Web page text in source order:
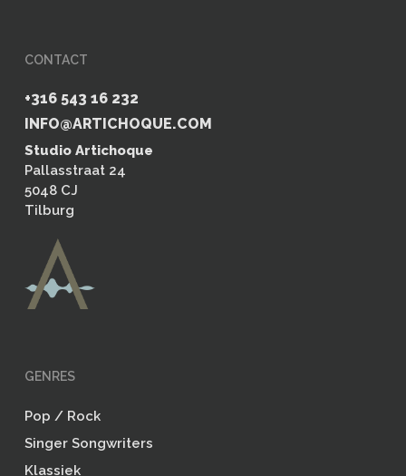
CONTACT
+316 543 16 232
INFO@ARTICHOQUE.COM
Studio Artichoque
Pallasstraat 24
5048 CJ
Tilburg
GENRES
Pop / Rock
Singer Songwriters
Klassiek